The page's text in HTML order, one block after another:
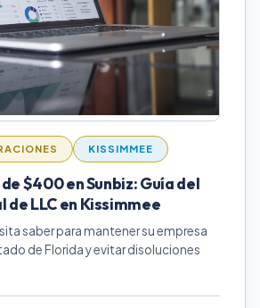
KISSIMMEE
$400 en Sunbiz: Guía del
de LLC en Kissimmee
saber para mantener su empresa
de Florida y evitar disoluciones